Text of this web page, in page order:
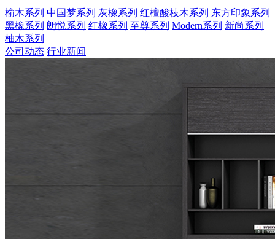
榆木系列 中国梦系列 灰橡系列 红檀酸枝木系列 东方印象系列
黑橡系列 朗悦系列 红橡系列 至尊系列 Modern系列 新尚系列
柚木系列
公司动态 行业新闻